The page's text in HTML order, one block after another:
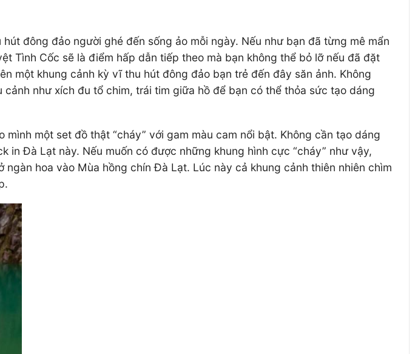
đông đảo người ghé đến sống ảo mỗi ngày. Nếu như bạn đã từng mê mẩn
Tình Cốc sẽ là điểm hấp dẫn tiếp theo mà bạn không thể bỏ lỡ nếu đã đặt
một khung cảnh kỳ vĩ thu hút đông đảo bạn trẻ đến đây săn ảnh. Không
như xích đu tổ chim, trái tim giữa hồ để bạn có thể thỏa sức tạo dáng
một set đồ thật “cháy” với gam màu cam nổi bật. Không cần tạo dáng
Đà Lạt này. Nếu muốn có được những khung hình cực “cháy” như vậy,
hoa vào Mùa hồng chín Đà Lạt. Lúc này cả khung cảnh thiên nhiên chìm